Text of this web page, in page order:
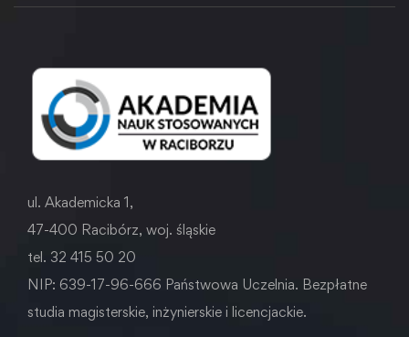
ul. Akademicka 1,
47-400 Racibórz, woj. śląskie
tel. 32 415 50 20
NIP: 639-17-96-666 Państwowa Uczelnia. Bezpłatne
studia magisterskie, inżynierskie i licencjackie.